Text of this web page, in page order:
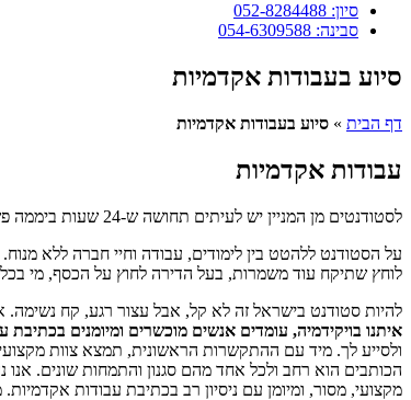
סיון: 052-8284488
סבינה: 054-6309588
סיוע בעבודות אקדמיות
דף הבית » סיוע בעבודות אקדמיות
עבודות אקדמיות
לסטודנטים מן המניין יש לעיתים תחושה ש-24 שעות ביממה פשוט אינן מספיקות.
על הסטודנט ללהטט בין לימודים, עבודה וחיי חברה ללא
לוחץ שתיקח עוד משמרות, בעל הדירה לחוץ על הכסף, מי
להיות סטודנט בישראל זה לא קל, אבל עצור רגע, קח
איתנו בויקידמיה, עומדים אנשים מוכשרים ומיומנים בכתיבת
ולסייע לך. מיד עם ההתקשרות הראשונית, תמצא צוות
הכותבים הוא רחב ולכל אחד מהם סגנון והתמחות שונים.
מקצועי, מסור, ומיומן עם ניסיון רב בכתיבת עבודות